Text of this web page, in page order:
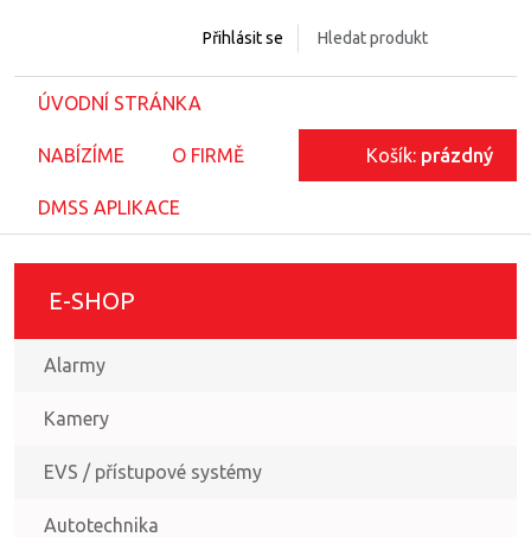
Přihlásit se
ÚVODNÍ STRÁNKA
NABÍZÍME O FIRMĚ
DMSS APLIKACE
Košík: prázdný
E-SHOP
Alarmy
Kamery
EVS / přístupové systémy
Autotechnika